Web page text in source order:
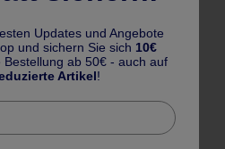
Updates und Angebote
und sichern Sie sich 10€
Bestellung ab 50€ - auch auf
Artikel!